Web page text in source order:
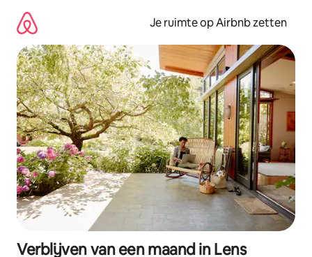
direct
naar
inhoud
Je ruimte op Airbnb zetten
Verblijven van een maand in Lens